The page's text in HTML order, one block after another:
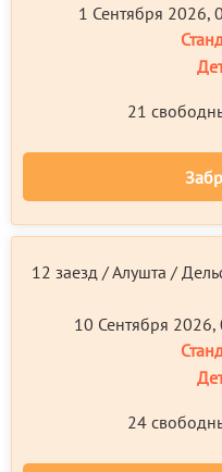
1 Сентября 2026,
21
12 заезд / Алушта /
10 Сентября
24